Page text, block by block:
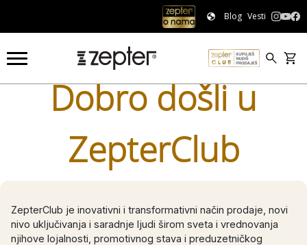
Blog Vesti
Dobro došli u
ZepterClub
ZepterClub je inovativni i transformativni način prodaje, novi
nivo uključivanja i saradnje ljudi širom sveta i vrednovanja
njihove lojalnosti, promotivnog stava i preduzetničkog